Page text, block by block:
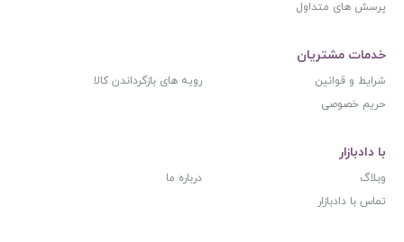
پرسش های متداول
خدمات مشتریان
شرایط و قوانین
رویه های بازگرداندن کالا
حریم خصوصی
با دادبازار
وبلاگ
درباره ما
تماس با دادبازار